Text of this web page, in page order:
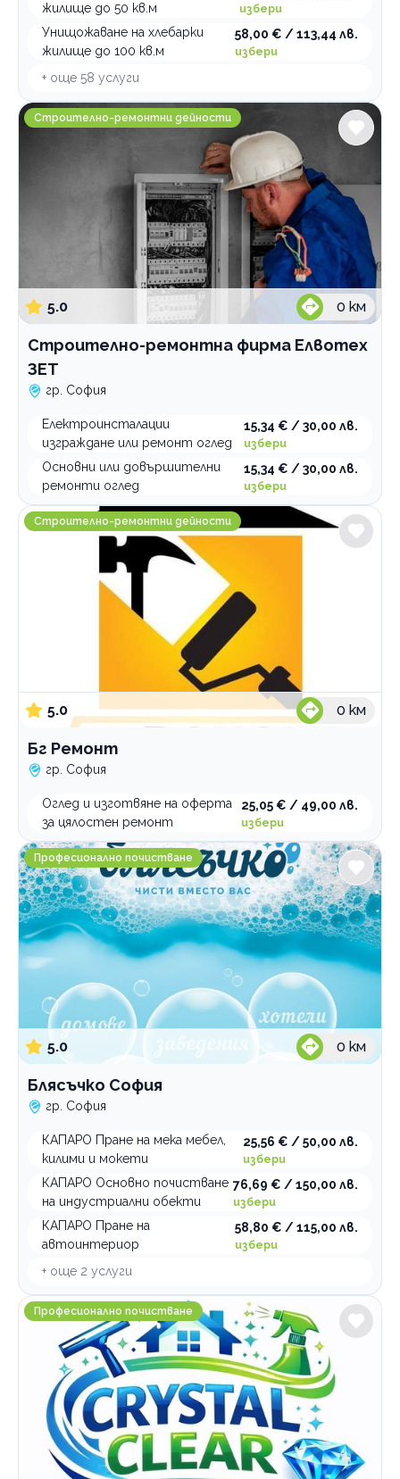
жилище до 50 кв.м
избери
Унищожаване на хлебарки
жилище до 100 кв.м
58,00 € / 113,44 лв.
избери
+ още 58 услуги
Строително-ремонтна фирма Елвотех ЗЕТ
Строително-ремонтни дейности
5.0 0 км
Строително-ремонтна фирма Елвотех
ЗЕТ
гр. София
Електроинсталации
изграждане или ремонт оглед
15,34 € / 30,00 лв.
избери
Основни или довършителни
ремонти оглед
15,34 € / 30,00 лв.
избери
Бг Ремонт
Строително-ремонтни дейности
5.0 0 км
Бг Ремонт
гр. София
Оглед и изготвяне на оферта
за цялостен ремонт
25,05 € / 49,00 лв.
избери
Блясъчко София
Професионално почистване
5.0 0 км
Блясъчко София
гр. София
КАПАРО Пране на мека мебел,
килими и мокети
25,56 € / 50,00 лв.
избери
КАПАРО Основно почистване
на индустриални обекти
76,69 € / 150,00 лв.
избери
КАПАРО Пране на
автоинтериор
58,80 € / 115,00 лв.
избери
+ още 2 услуги
Crystal Clear Services Професионално почистване
Професионално почистване